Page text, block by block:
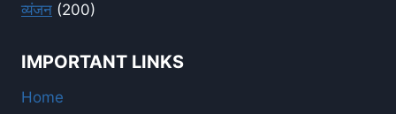
व्यंजन (200)
IMPORTANT LINKS
Home